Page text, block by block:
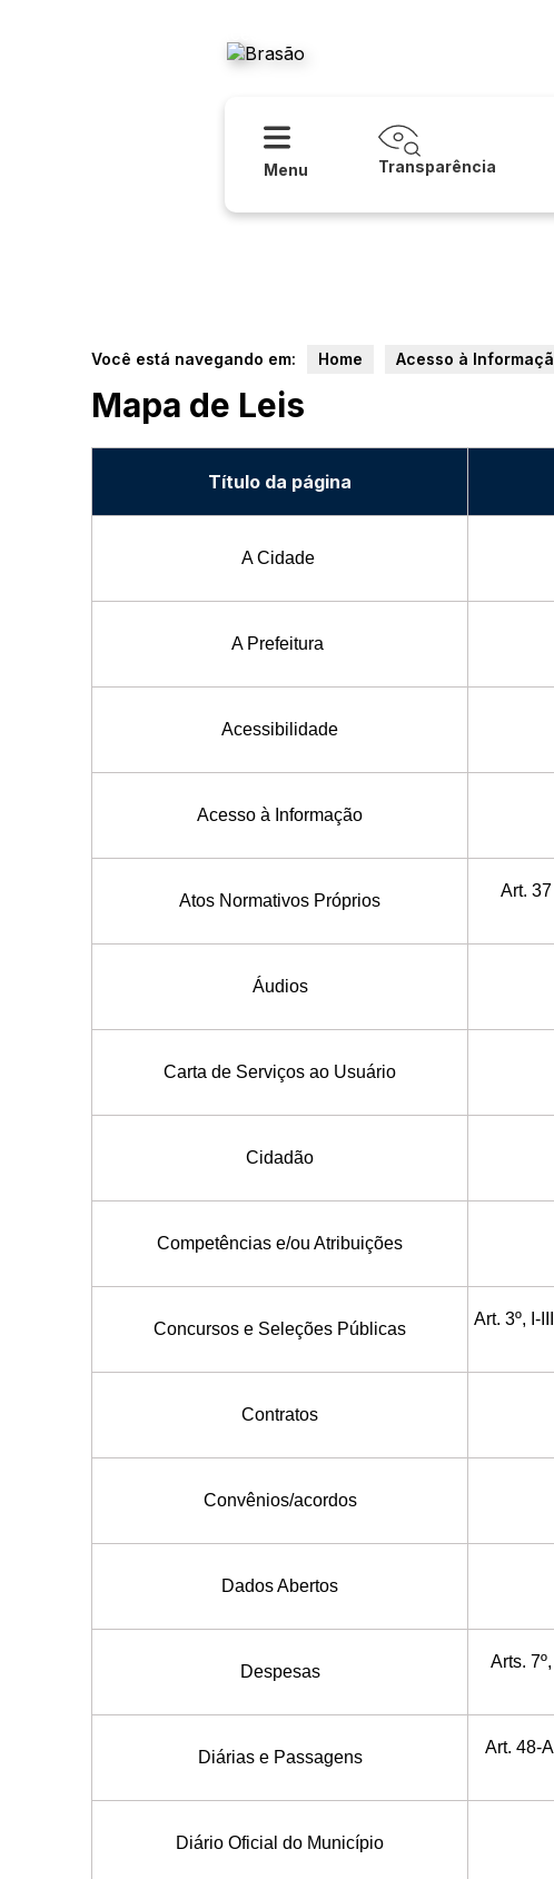
Menu Transparência
Você está navegando em: Home Acesso à
Mapa de Leis
Título da página
A Cidade
A Prefeitura
Acessibilidade
Acesso à Informação
Atos Normativos Próprios
Art.
Áudios
Carta de Serviços ao Usuário
Cidadão
Competências e/ou Atribuições
Concursos e Seleções Públicas
Art. 3º, I-
Contratos
Convênios/acordos
Dados Abertos
Despesas
Arts.
Diárias e Passagens
Art. 48-
Diário Oficial do Município